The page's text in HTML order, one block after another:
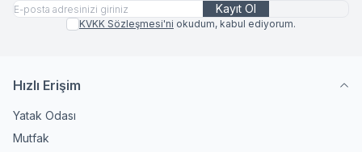
Kayıt Ol
KVKK Sözleşmesi'ni okudum, kabul ediyorum.
Hızlı Erişim
Yatak Odası
Mutfak